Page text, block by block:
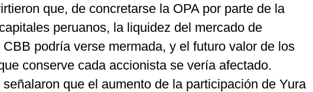
que, de concretarse la OPA por parte de la
peruanos, la liquidez del mercado de
CBB podría verse mermada, y el futuro valor de los
conserve cada accionista se vería afectado.
que el aumento de la participación de Yura